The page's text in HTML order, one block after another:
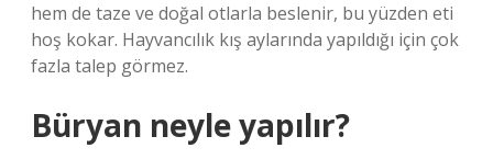
hem de taze ve doğal otlarla beslenir, bu yüzden eti
hoş kokar. Hayvancılık kış aylarında yapıldığı için çok
fazla talep görmez.
Büryan neyle yapılır?